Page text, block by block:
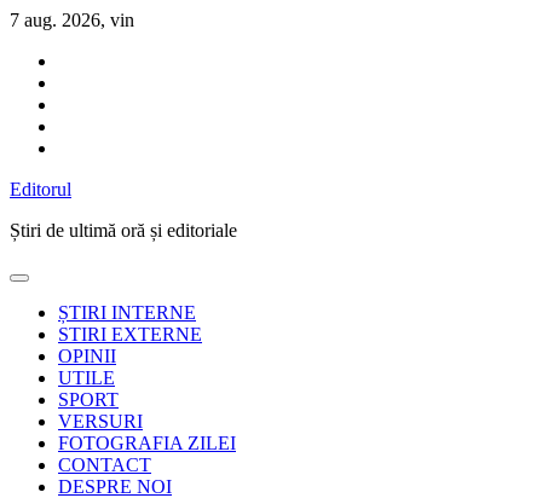
Sari
conținut
7 aug. 2026, vin
Editorul
Știri de ultimă oră și editoriale
ȘTIRI INTERNE
STIRI EXTERNE
OPINII
UTILE
SPORT
VERSURI
FOTOGRAFIA ZILEI
CONTACT
DESPRE NOI